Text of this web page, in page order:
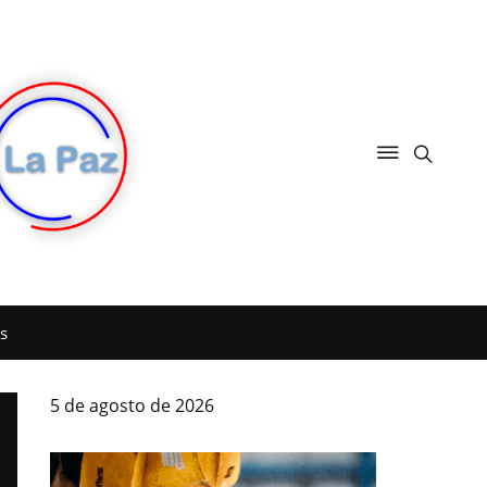
5 de agosto de 2026